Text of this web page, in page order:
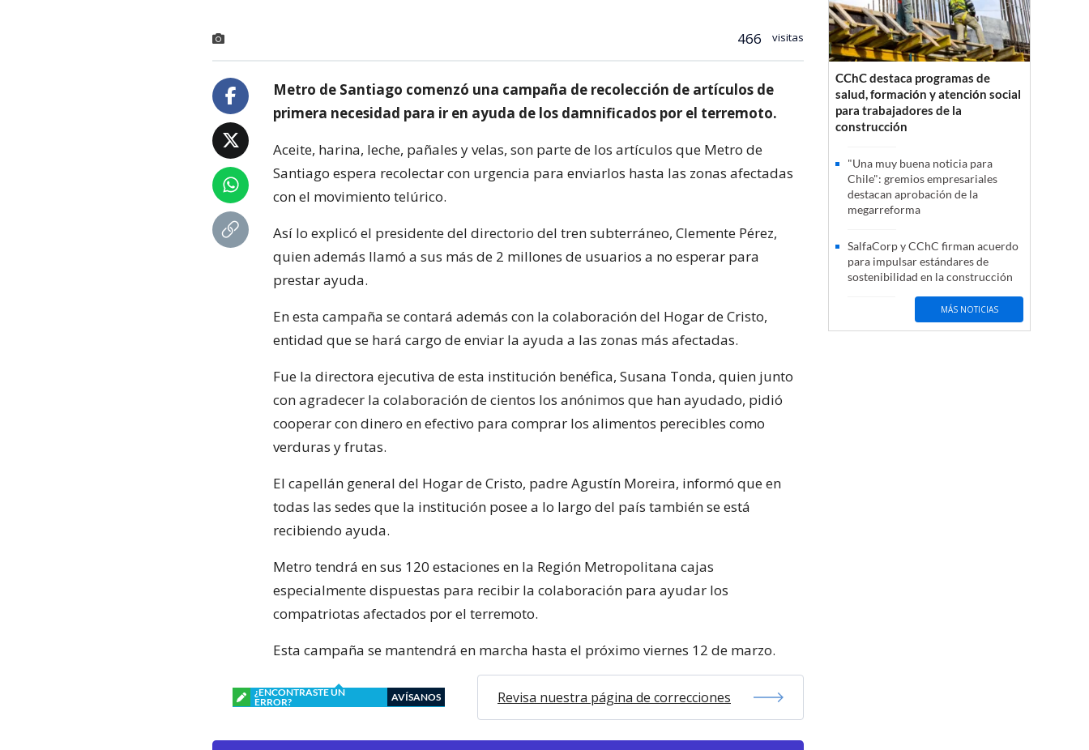
466 visitas
Metro de Santiago comenzó una campaña de recolección de artículos de
primera necesidad para ir en ayuda de los damnificados por el terremoto.
Aceite, harina, leche, pañales y velas, son parte de los artículos que Metro de
Santiago espera recolectar con urgencia para enviarlos hasta las zonas afectadas
con el movimiento telúrico.
Así lo explicó el presidente del directorio del tren subterráneo, Clemente Pérez,
quien además llamó a sus más de 2 millones de usuarios a no esperar para
prestar ayuda.
En esta campaña se contará además con la colaboración del Hogar de Cristo,
entidad que se hará cargo de enviar la ayuda a las zonas más afectadas.
Fue la directora ejecutiva de esta institución benéfica, Susana Tonda, quien junto
con agradecer la colaboración de cientos los anónimos que han ayudado, pidió
cooperar con dinero en efectivo para comprar los alimentos perecibles como
verduras y frutas.
El capellán general del Hogar de Cristo, padre Agustín Moreira, informó que en
todas las sedes que la institución posee a lo largo del país también se está
recibiendo ayuda.
Metro tendrá en sus 120 estaciones en la Región Metropolitana cajas
especialmente dispuestas para recibir la colaboración para ayudar los
compatriotas afectados por el terremoto.
Esta campaña se mantendrá en marcha hasta el próximo viernes 12 de marzo.
¿ENCONTRASTE UN
ERROR?
AVÍSANOS Revisa nuestra página de correcciones
CChC destaca programas de
salud, formación y atención social
para trabajadores de la
construcción
"Una muy buena noticia para
Chile": gremios empresariales
destacan aprobación de la
megarreforma
SalfaCorp y CChC firman acuerdo
para impulsar estándares de
sostenibilidad en la construcción
MÁS NOTICIAS